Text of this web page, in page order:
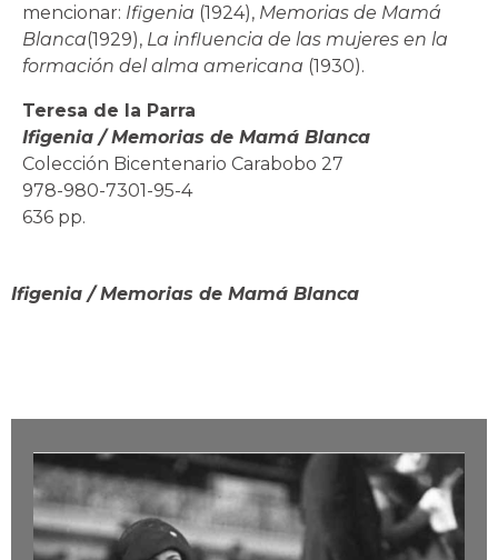
mencionar: Ifigenia (1924), Memorias de Mamá
Blanca(1929), La influencia de las mujeres en la
formación del alma americana (1930).
Teresa de la Parra
Ifigenia / Memorias de Mamá Blanca
Colección Bicentenario Carabobo 27
978-980-7301-95-4
636 pp.
Ifigenia / Memorias de Mamá Blanca